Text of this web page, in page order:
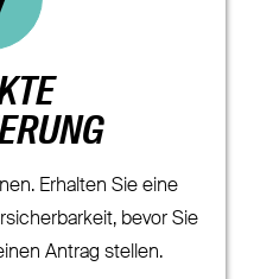
Erhalten Sie eine
bevor Sie
Antrag stellen.